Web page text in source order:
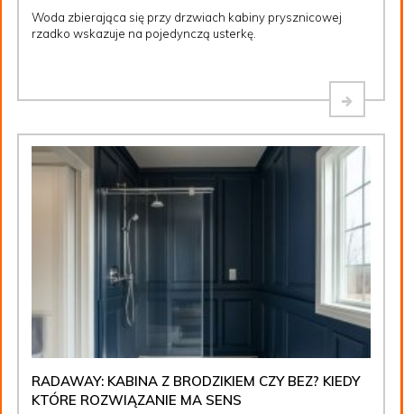
Woda zbierająca się przy drzwiach kabiny prysznicowej
rzadko wskazuje na pojedynczą usterkę.
RADAWAY: KABINA Z BRODZIKIEM CZY BEZ? KIEDY
KTÓRE ROZWIĄZANIE MA SENS